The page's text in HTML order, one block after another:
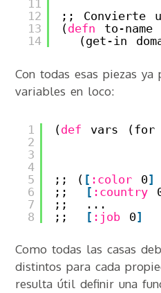
11
12
13
14
;; Convierte
(defn to-name
(get-in
Con todas esas piezas
variables en loco:
1
2
3
4
5
6
7
8
(def vars (for
;; ( [ :color 0]
;;
[ :country
;;  ...
;;
[ :job 0]
Como todas las casas
distintos para cada
resulta útil definir una